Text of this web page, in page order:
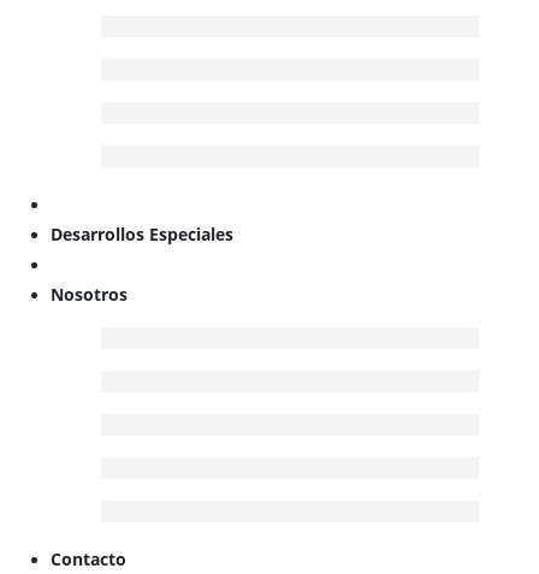
Desarrollos Especiales
Nosotros
Contacto